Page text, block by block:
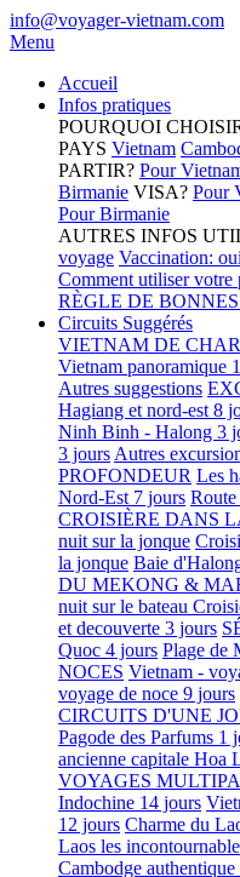
info@voyager-vietnam.com
Menu
Accueil
Infos pratiques
POURQUOI
PAYS Vietnam
PARTIR? Pour
Birmanie VISA? Pour
Pour Birmanie
AUTRES INFOS
voyage Vaccination:
Comment utiliser votre
RÈGLE DE
Circuits Suggérés
VIETNAM DE
Vietnam panoramique
Autres suggestions
Hagiang et nord-est 8
Ninh Binh - Halong 3
3 jours Autres
PROFONDEUR Les
Nord-Est 7 jours
CROISIÈRE DANS
nuit sur la jonque
la jonque Baie
DU MEKONG &
nuit sur le bateau
et decouverte 3 jours
Quoc 4 jours Plage de
NOCES Vietnam -
voyage de noce 9 jours
CIRCUITS D'UNE
Pagode des Parfums 1
ancienne capitale Hoa
VOYAGES
Indochine 14 jours
12 jours Charme du
Laos les
Cambodge